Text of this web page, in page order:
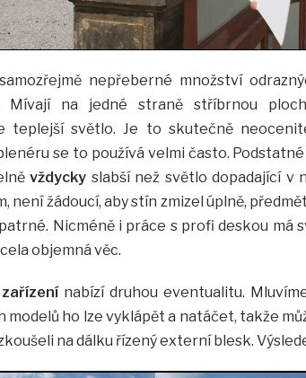
nepřeberné množství
Mívají na jedné straně stříbrnou
teplejší světlo. Je to skutečně
se to používá velmi často.
vždycky slabší než světlo dopadající v
není žádoucí, aby stín zmizel úplně,
Nicméně i práce s profi deskou má
objemná věc.
nabízí druhou eventualitu.
modelů ho lze vyklápět a natáčet, takže
na dálku řízený externí blesk.